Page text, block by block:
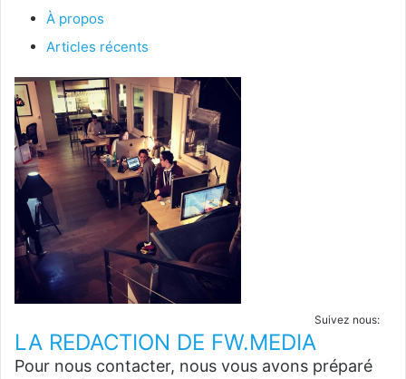
À propos
Articles récents
Suivez nous:
LA REDACTION DE FW.MEDIA
Pour nous contacter, nous vous avons préparé